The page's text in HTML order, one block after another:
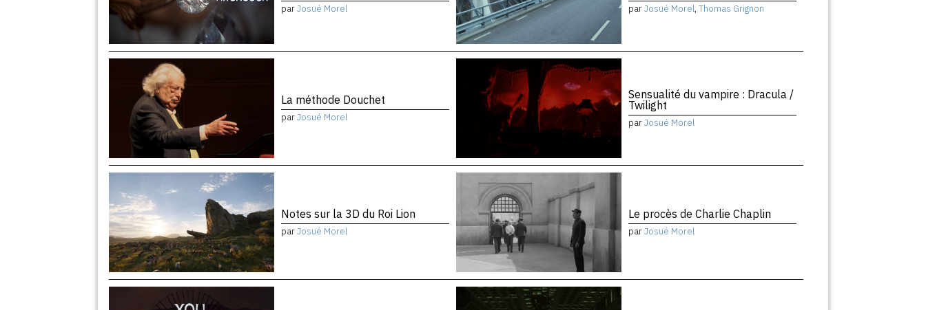
parJosué Morel parJosué Morel, Thomas Grignon
La méthode Douchet
parJosué Morel
Sensualité du vampire : Dracula /
Twilight
parJosué Morel
Notes sur la 3D du Roi Lion
parJosué Morel
Le procès de Charlie Chaplin
parJosué Morel